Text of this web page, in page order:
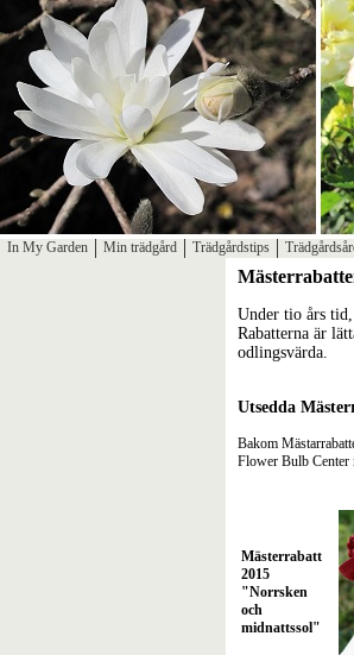
In My Garden Min trädgård Trädgårdstips
Under tio års
Rabatterna är
odlingsvärda.
Utsedda
Bakom
Flower Bulb Center
Mästerrabatt
2015
"Norrsken
och
midnattssol"